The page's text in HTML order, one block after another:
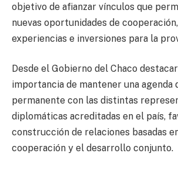
objetivo de afianzar vínculos que
nuevas oportunidades de
experiencias e inversiones para la
Desde el Gobierno del Chaco
importancia de mantener una agenda
permanente con las distintas
diplomáticas acreditadas en el país,
construcción de relaciones basadas
cooperación y el desarrollo conjunto.